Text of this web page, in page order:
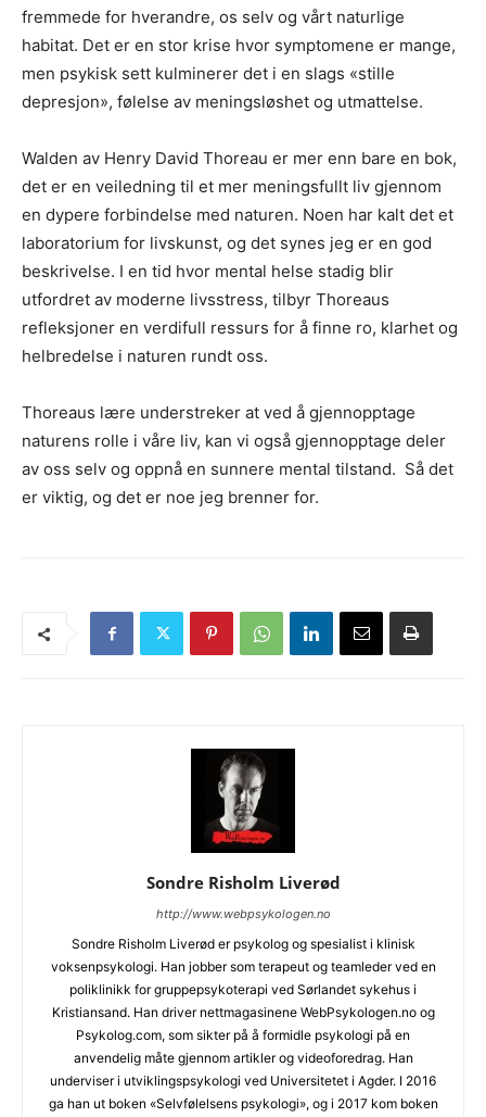
fremmede for hverandre, os selv og vårt naturlige
habitat. Det er en stor krise hvor symptomene er mange,
men psykisk sett kulminerer det i en slags «stille
depresjon», følelse av meningsløshet og utmattelse.
Walden av Henry David Thoreau er mer enn bare en bok,
det er en veiledning til et mer meningsfullt liv gjennom
en dypere forbindelse med naturen. Noen har kalt det et
laboratorium for livskunst, og det synes jeg er en god
beskrivelse. I en tid hvor mental helse stadig blir
utfordret av moderne livsstress, tilbyr Thoreaus
refleksjoner en verdifull ressurs for å finne ro, klarhet og
helbredelse i naturen rundt oss.
Thoreaus lære understreker at ved å gjennopptage
naturens rolle i våre liv, kan vi også gjennopptage deler
av oss selv og oppnå en sunnere mental tilstand. Så det
er viktig, og det er noe jeg brenner for.
Sondre Risholm Liverød
http://www.webpsykologen.no
Sondre Risholm Liverød er psykolog og spesialist i klinisk
voksenpsykologi. Han jobber som terapeut og teamleder ved en
poliklinikk for gruppepsykoterapi ved Sørlandet sykehus i
Kristiansand. Han driver nettmagasinene WebPsykologen.no og
Psykolog.com, som sikter på å formidle psykologi på en
anvendelig måte gjennom artikler og videoforedrag. Han
underviser i utviklingspsykologi ved Universitetet i Agder. I 2016
ga han ut boken «Selvfølelsens psykologi», og i 2017 kom boken